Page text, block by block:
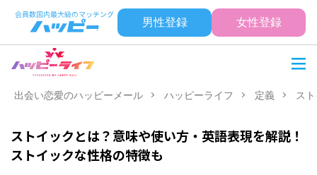
男性登録 女性登録
出会い恋愛のハッピーメール ハッピーライフ 定義 ス
ストイックとは？意味や使い方・英語表現を解説！
ストイックな性格の特徴も